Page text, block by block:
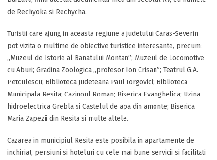
de Rechyoka si Rechycha.
Turistii care ajung in aceasta regiune a judetului Caras-Severin
pot vizita o multime de obiective turistice interesante, precum:
„Muzeul de Istorie al Banatului Montan”; Muzeul de Locomotive
cu Aburi; Gradina Zoologica „profesor Ion Crisan”; Teatrul G.A.
Petculescu; Biblioteca Judeteana Paul Iorgovici; Biblioteca
Municipala Resita; Cazinoul Roman; Biserica Evanghelica; Uzina
hidroelectrica Grebla si Castelul de apa din amonte; Biserica
Maria Zapezii din Resita si multe altele.
Cazarea in municipiul Resita este posibila in apartamente de
inchiriat, pensiuni si hoteluri cu cele mai bune servicii si facilitati